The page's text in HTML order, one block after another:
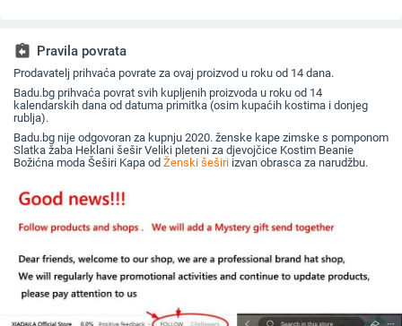
assignment_return Pravila povrata
Prodavatelj prihvaća povrate za ovaj proizvod u roku od 14 dana.
Badu.bg prihvaća povrat svih kupljenih proizvoda u roku od 14
kalendarskih dana od datuma primitka (osim kupaćih kostima i donjeg
rublja).
Badu.bg nije odgovoran za kupnju 2020. ženske kape zimske s pomponom
Slatka žaba Heklani šešir Veliki pleteni za djevojčice Kostim Beanie
Božićna moda Šeširi Kapa od Ženski šeširi izvan obrasca za narudžbu.